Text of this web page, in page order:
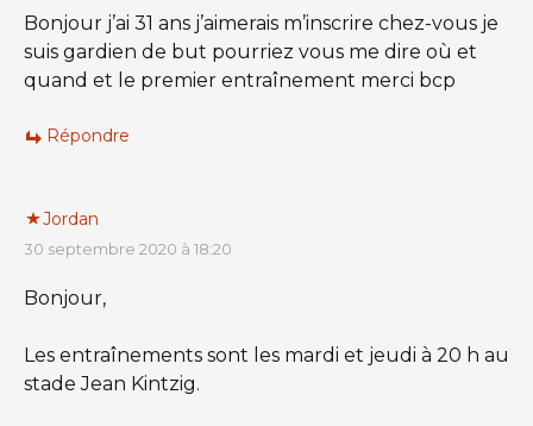
Bonjour j’ai 31 ans j’aimerais m’inscrire chez-vous je
suis gardien de but pourriez vous me dire où et
quand et le premier entraînement merci bcp
Répondre
Jordan
30 septembre 2020 à 18:20
Bonjour,
Les entraînements sont les mardi et jeudi à 20 h au
stade Jean Kintzig.